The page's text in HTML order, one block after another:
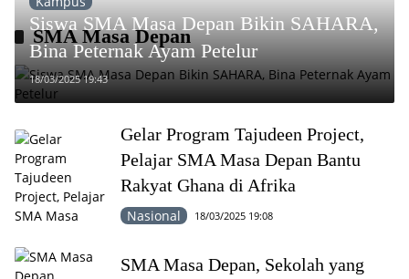
SMA Masa Depan
Siswa SMA Masa Depan Bikin SAHARA,
Bina Peternak Ayam Petelur
18/03/2025 19:43
Gelar Program Tajudeen Project,
Pelajar SMA Masa Depan Bantu
Rakyat Ghana di Afrika
Nasional 18/03/2025 19:08
SMA Masa Depan, Sekolah yang